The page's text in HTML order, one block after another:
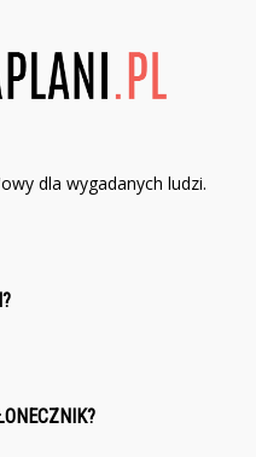
dla wygadanych ludzi.